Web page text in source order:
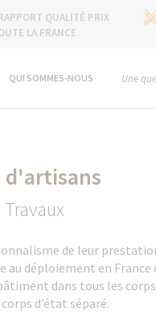
QUALITÉ PRIX
LA FRANCE
QUI SOMMES-NOUS Une
d'artisans
de leur
déploiement en France
dans tous les
d’état séparé.